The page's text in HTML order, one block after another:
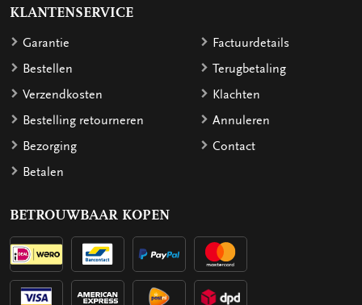
KLANTENSERVICE
Garantie
Bestellen
Verzendkosten
Bestelling retourneren
Bezorging
Betalen
Factuurdetails
Terugbetaling
Klachten
Annuleren
Contact
BETROUWBAAR KOPEN